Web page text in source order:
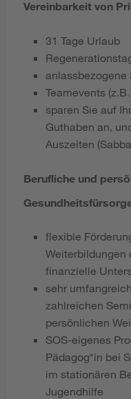
Vereinbarkeit von
31 Tage Urlaub
anlassbezogene
Teamevents
sparen Sie auf
Guthaben an,
Auszeiten
Berufliche und
flexible
Weiterbildungen
finanzielle
sehr
zahlreichen
persönlichen
SOS-eigenes
Pädagog*in bei
im stationären
Jugendhilfe